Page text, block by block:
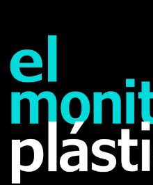
principal